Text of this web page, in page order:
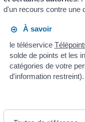
d'un recours contre une
À savoir
le téléservice
solde de points et les
catégories de votre
d'information restreint).